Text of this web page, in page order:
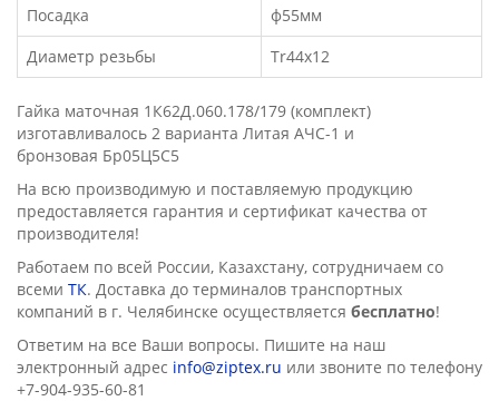
Посадка
ф55мм
Диаметр резьбы
Tr44x12
Гайка маточная 1К62Д.060.178/179 (комплект)
изготавливалось 2 варианта Литая АЧС-1 и
бронзовая Бр05Ц5С5
На всю производимую и поставляемую продукцию
предоставляется гарантия и сертификат качества от
производителя!
Работаем по всей России, Казахстану, сотрудничаем со
всеми ТК. Доставка до терминалов транспортных
компаний в г. Челябинске осущеcтвляется бесплатно!
Ответим на все Ваши вопросы. Пишите на наш
электронный адрес info@ziptex.ru или звоните по телефону
+7-904-935-60-81